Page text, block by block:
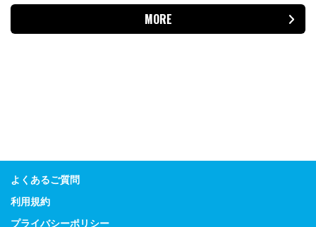
MORE
よくあるご質問
利用規約
プライバシーポリシー